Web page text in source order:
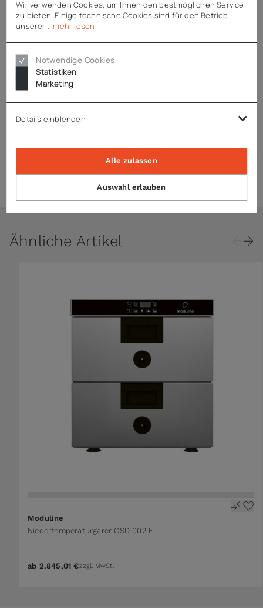
GN-Behälter, -Roste und -Deckel finden Sie << HIER >>
Technische Daten
Zubehör
Ähnliche Artikel
Moduline
Niedertemperaturgarer CSD 002 E
ab 2.845,01 €zzgl. MwSt.
Wir verwenden Cookies, um Ihnen den bestmöglichen Service
zu bieten. Einige technische Cookies sind für den Betrieb
unserer
...mehr lesen
Notwendige Cookies
Statistiken
Marketing
Details einblenden
Auswahl erlauben
Alle zulassen